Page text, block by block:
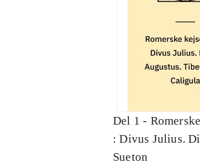
Del 1 -
: Divus Julius.
Augustus.
Sueton